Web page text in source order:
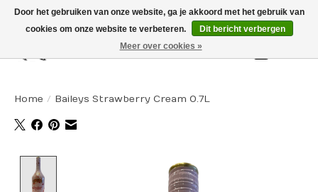
Home / Baileys Strawberry Cream 0.7L
Product image slideshow Items
Door het gebruiken van onze website, ga je akkoord met het gebruik van
cookies om onze website te verbeteren.
Dit bericht verbergen
Meer over cookies »